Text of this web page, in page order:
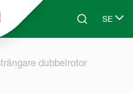
Skip to main contentSearchSE
Select
dubbelrotor